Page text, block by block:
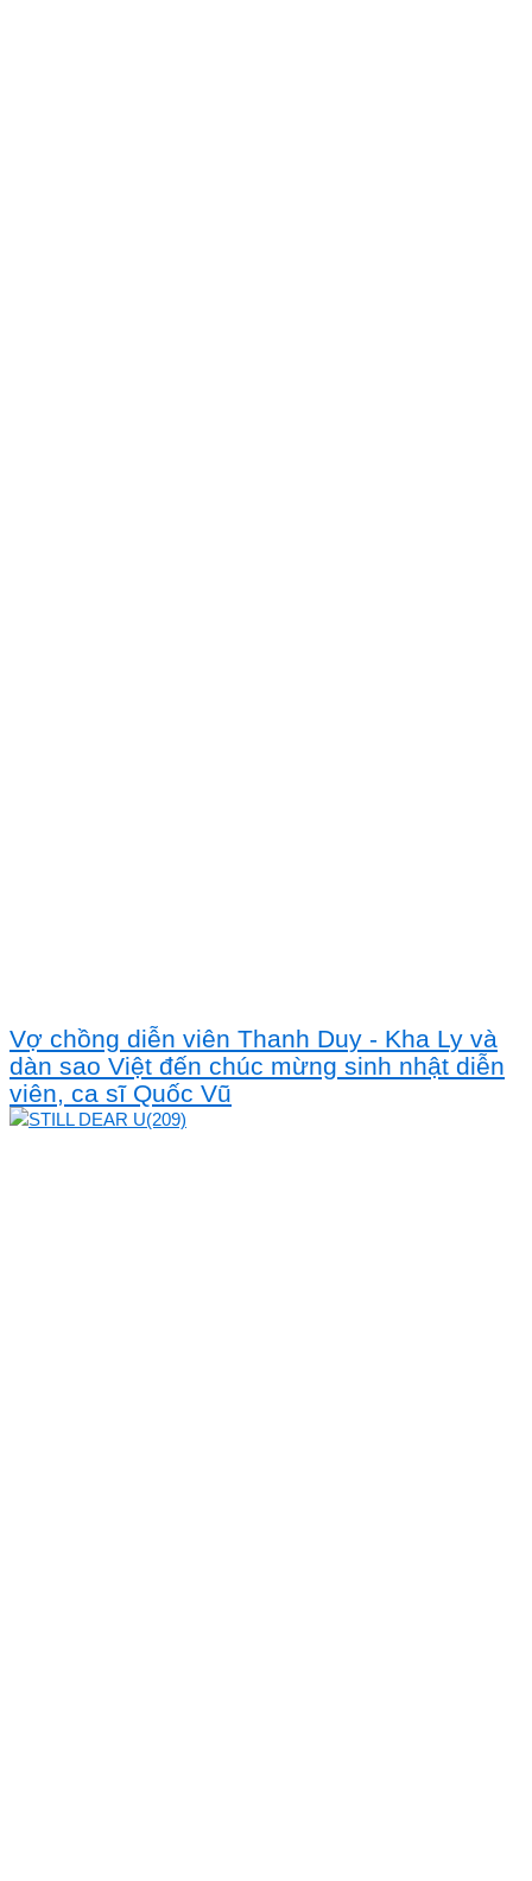
Vợ chồng diễn viên Thanh Duy - Kha Ly và
dàn sao Việt đến chúc mừng sinh nhật diễn
viên, ca sĩ Quốc Vũ